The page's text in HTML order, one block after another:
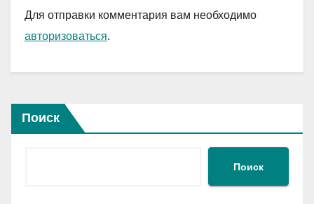
Для отправки комментария вам необходимо
авторизоваться.
Поиск
Поиск